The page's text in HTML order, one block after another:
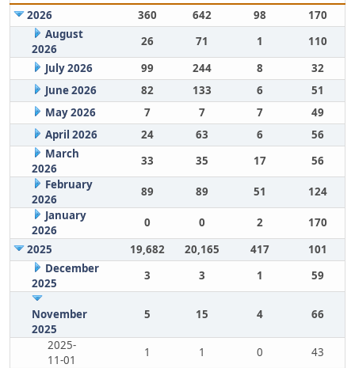
2026
360 642 98
170
August
2026
26 71 1
110
July 2026
99 244 8
32
June 2026
82 133 6
51
May 2026
7 7 7
49
April 2026
24 63 6
56
March
2026
33 35 17
56
February
2026
89 89 51
124
January
2026
0 0 2
170
2025
19,682 20,165 417
101
December
2025
3 3 1 59
November
2025
5 15 4 66
2025-
11-01
1 1 0
43